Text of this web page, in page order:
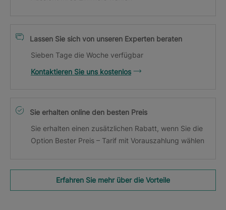
Lassen Sie sich von unseren Experten beraten
Sieben Tage die Woche verfügbar
Kontaktieren Sie uns kostenlos
Sie erhalten online den besten Preis
Sie erhalten einen zusätzlichen Rabatt, wenn Sie die
Option Bester Preis – Tarif mit Vorauszahlung wählen
Erfahren Sie mehr über die Vorteile